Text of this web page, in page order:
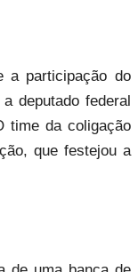
a participação do
deputado federal
time da coligação
que festejou a